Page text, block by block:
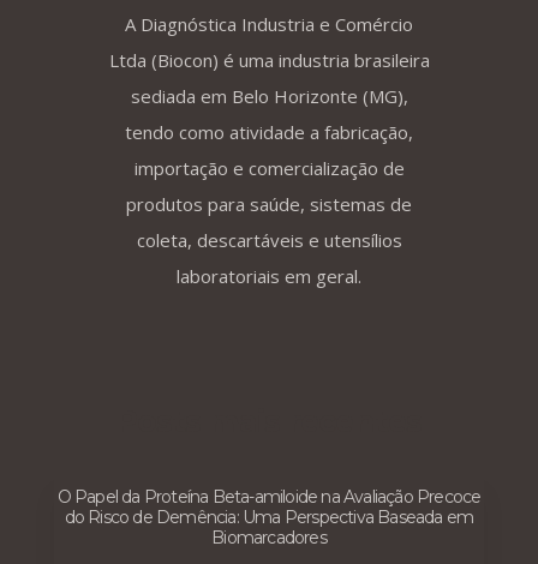
A Diagnóstica Industria e Comércio
Ltda (Biocon) é uma industria brasileira
sediada em Belo Horizonte (MG),
tendo como atividade a fabricação,
importação e comercialização de
produtos para saúde, sistemas de
coleta, descartáveis e utensílios
laboratoriais em geral.
O Papel da Proteína Beta-amiloide na Avaliação Precoce
do Risco de Demência: Uma Perspectiva Baseada em
Biomarcadores